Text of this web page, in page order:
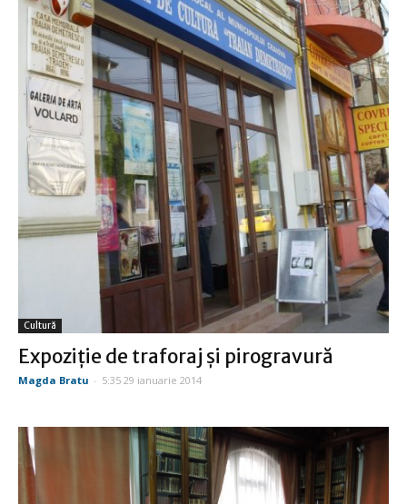
Cultură
Expoziţie de traforaj şi pirogravură
Magda Bratu - 5:35 29 ianuarie 2014